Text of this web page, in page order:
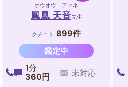
ホウオウ アマネ
鳳凰 天音先生
クチコミ
899件
鑑定中
1分
360円
未対応